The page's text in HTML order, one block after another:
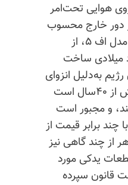
هوایی تحت‌امر
دور خارج محسوب
می‌شوند، به‌طور خاص مدل اف ۵، از
میلادی ساخت
به‌دلیل انزوای
بین‌المللی، به اجبار بیش از ۴۰سال است
و مجبور است
چند برابر قیمت از
از چند گاهی نیز
یدکی مورد
قانون سپرده